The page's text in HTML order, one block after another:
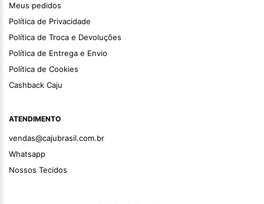
Meus pedidos
Política de Privacidade
Política de Troca e Devoluções
Política de Entrega e Envio
Política de Cookies
Cashback Caju
ATENDIMENTO
vendas@cajubrasil.com.br
Whatsapp
Nossos Tecidos